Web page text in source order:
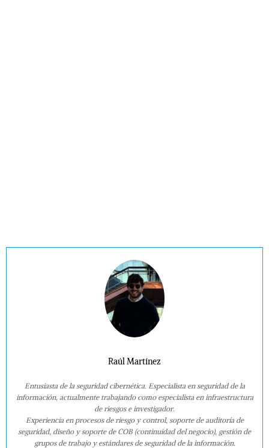
Raúl Martínez
Entusiasta de la seguridad cibernética. Especialista en seguridad de la
información, actualmente trabajando como especialista en infraestructura
de riesgos e investigador.
Experiencia en procesos de riesgo y control, soporte de auditoría de
seguridad, diseño y soporte de COB (continuidad del negocio), gestión de
grupos de trabajo y estándares de seguridad de la información.